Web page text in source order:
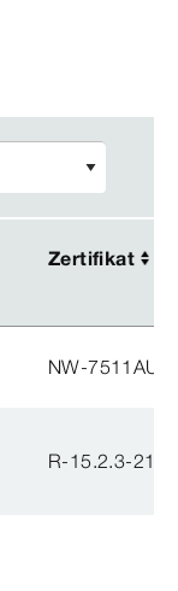
Zertifikat
Zertifikat
NW-
R-15.2.3-21-